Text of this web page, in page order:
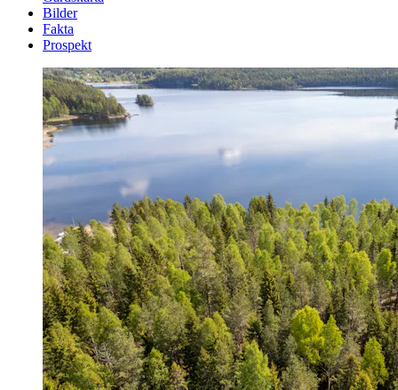
Bilder
Fakta
Prospekt